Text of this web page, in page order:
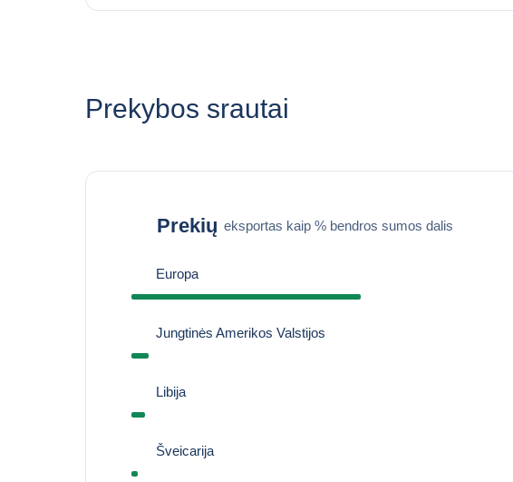
Prekybos srautai
Prekių eksportas kaip % bendros sumos dalis
Europa
Jungtinės Amerikos Valstijos
Libija
Šveicarija